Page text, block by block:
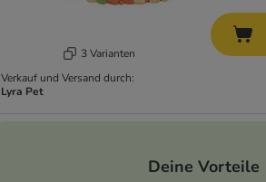
3 Varianten
Verkauf und Versand durch:
Lyra Pet
Deine Vorteile